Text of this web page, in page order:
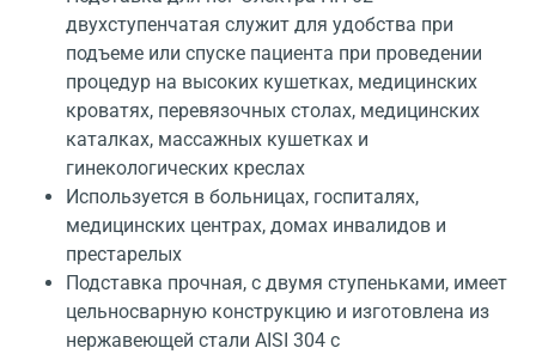
двухступенчатая служит для удобства при
подъеме или спуске пациента при проведении
процедур на высоких кушетках, медицинских
кроватях, перевязочных столах, медицинских
каталках, массажных кушетках и
гинекологических креслах
Используется в больницах, госпиталях,
медицинских центрах, домах инвалидов и
престарелых
Подставка прочная, с двумя ступеньками, имеет
цельносварную конструкцию и изготовлена из
нержавеющей стали AISI 304 с